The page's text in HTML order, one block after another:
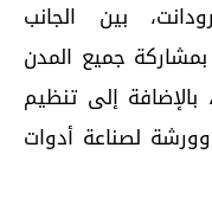
بين الجانب
جميع المدن
إلى تنظيم
لصناعة أدوات